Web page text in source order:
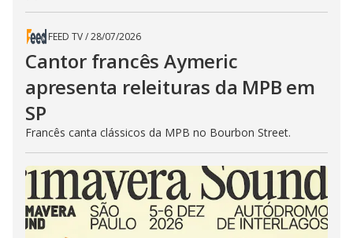
FEED TV/28/07/2026
Cantor francês Aymeric
apresenta releituras da MPB em
SP
Francês canta clássicos da MPB no Bourbon Street.